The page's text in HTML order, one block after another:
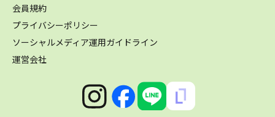
会員規約
プライバシーポリシー
ソーシャルメディア運用ガイドライン
運営会社